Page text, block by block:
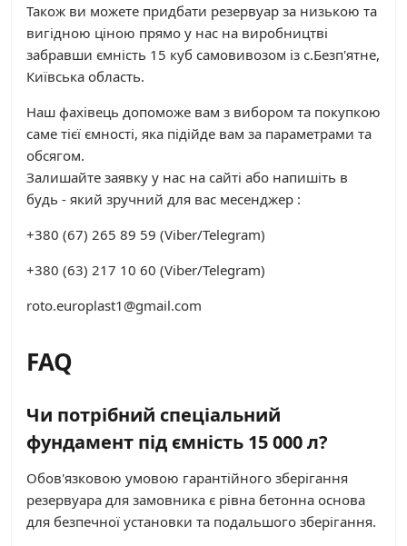
Також ви можете придбати резервуар за низькою та
вигідною ціною прямо у нас на виробництві
забравши ємність 15 куб самовивозом із с.Безп'ятне,
Київська область.
Наш фахівець допоможе вам з вибором та покупкою
саме тієї ємності, яка підійде вам за параметрами та
обсягом.
Залишайте заявку у нас на сайті або напишіть в
будь - який зручний для вас месенджер :
+380 (67) 265 89 59 (Viber/Telegram)
+380 (63) 217 10 60 (Viber/Telegram)
roto.europlast1@gmail.com
FAQ
Чи потрібний спеціальний
фундамент під ємність 15 000 л?
Обов'язковою умовою гарантійного зберігання
резервуара для замовника є рівна бетонна основа
для безпечної установки та подальшого зберігання.